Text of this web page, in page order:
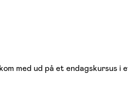
med ud på et endagskursus i